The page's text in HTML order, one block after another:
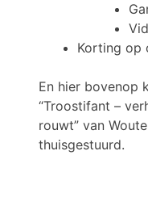
Korting op
En hier bovenop
“Troostifant –
rouwt” van
thuisgestuurd.